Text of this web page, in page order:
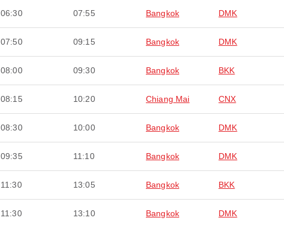
06:30 07:55 Bangkok DMK
07:50 09:15 Bangkok DMK
08:00 09:30 Bangkok BKK
08:15 10:20 Chiang Mai CNX
08:30 10:00 Bangkok DMK
09:35 11:10 Bangkok DMK
11:30 13:05 Bangkok BKK
11:30 13:10 Bangkok DMK